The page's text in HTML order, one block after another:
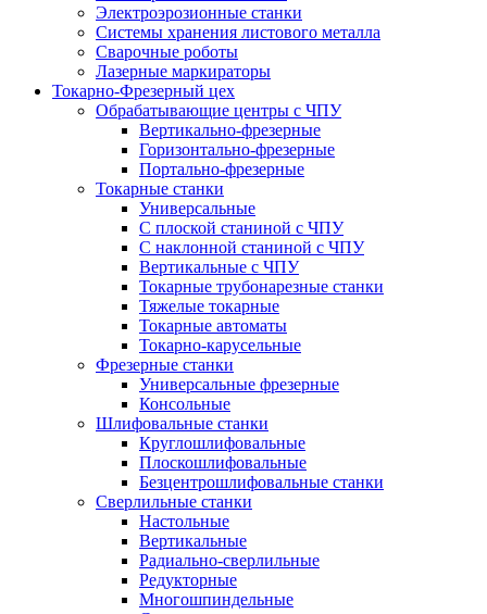
Электроэрозионные станки
Системы хранения листового металла
Сварочные роботы
Лазерные маркираторы
Токарно-Фрезерный цех
Обрабатывающие центры с ЧПУ
Вертикально-фрезерные
Горизонтально-фрезерные
Портально-фрезерные
Токарные станки
Универсальные
С плоской станиной с ЧПУ
С наклонной станиной с ЧПУ
Вертикальные с ЧПУ
Токарные трубонарезные станки
Тяжелые токарные
Токарные автоматы
Токарно-карусельные
Фрезерные станки
Универсальные фрезерные
Консольные
Шлифовальные станки
Круглошлифовальные
Плоскошлифовальные
Безцентрошлифовальные станки
Сверлильные станки
Настольные
Вертикальные
Радиально-сверлильные
Редукторные
Многошпиндельные